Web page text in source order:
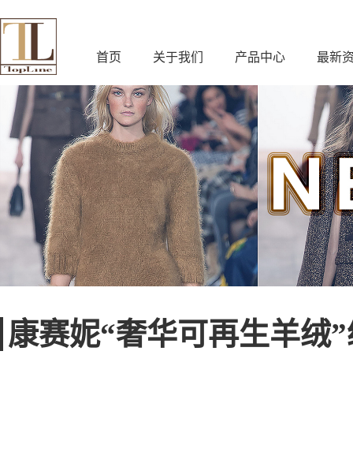
首页 关于我们 产品中心 最新
康赛妮“奢华可再生羊绒